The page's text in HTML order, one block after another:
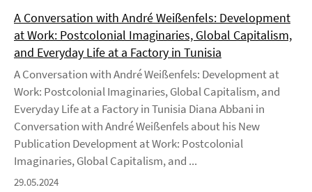
A Conversation with André Weißenfels: Development
at Work: Postcolonial Imaginaries, Global Capitalism,
and Everyday Life at a Factory in Tunisia
A Conversation with André Weißenfels: Development at
Work: Postcolonial Imaginaries, Global Capitalism, and
Everyday Life at a Factory in Tunisia Diana Abbani in
Conversation with André Weißenfels about his New
Publication Development at Work: Postcolonial
Imaginaries, Global Capitalism, and ...
29.05.2024